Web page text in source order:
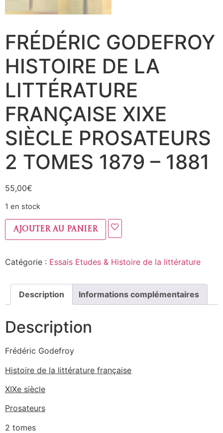
FRÉDÉRIC GODEFROY
HISTOIRE DE LA
LITTÉRATURE
FRANÇAISE XIXE
SIÈCLE PROSATEURS
2 TOMES 1879 – 1881
55,00€
1 en stock
Ajouter au panier
Catégorie : Essais Etudes & Histoire de la littérature
Description Informations complémentaires
Description
Frédéric Godefroy
Histoire de la littérature française
XIXe siècle
Prosateurs
2 tomes